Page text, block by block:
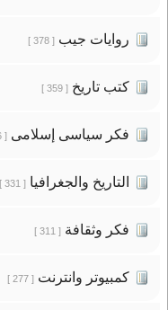
روايات جيب[ 378 ]
كتب تاريخ[ 359 ]
فكر سياسى إسلامى[ 356 ]
التاريخ والجغرافيا[ 331 ]
فكر وثقافة[ 311 ]
كمبيوتر وانترنت[ 277 ]